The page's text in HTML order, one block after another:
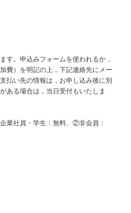
す。申込みフォームを使われるか，
費）を明記の上，下記連絡先にメー
払い先の情報は，お申し込み後に別
ある場合は，当日受付もいたしま
業社員・学生：無料、②非会員：